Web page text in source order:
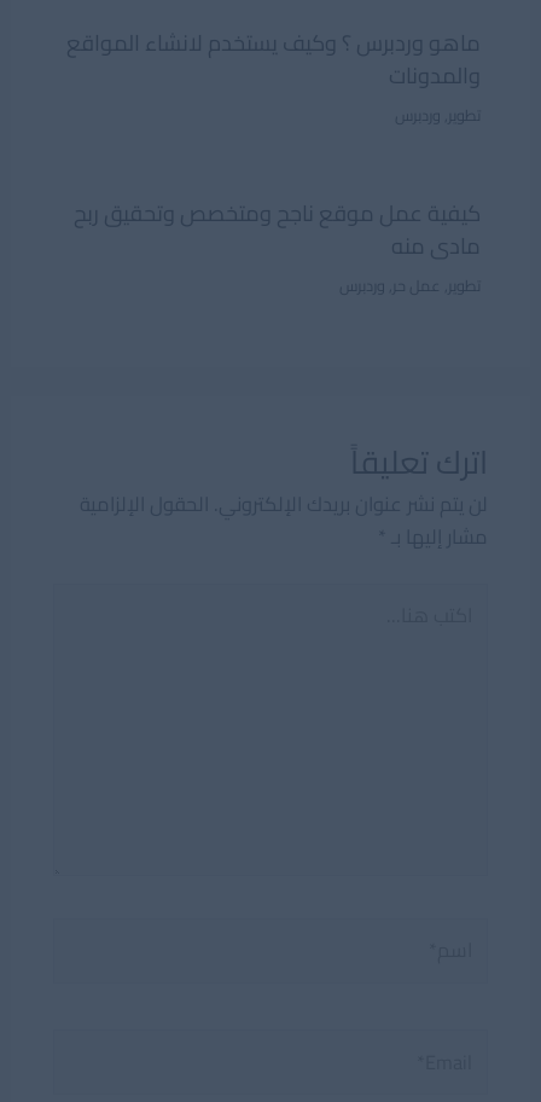
ماهو وردبرس ؟ وكيف يستخدم لانشاء المواقع
والمدونات
تطوير وردبرس
كيفية عمل موقع ناجح ومتخصص وتحقيق ربح
مادى منه
تطوير عمل حر وردبرس
اترك تعليقاً